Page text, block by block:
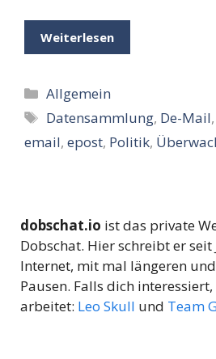
Weiterlesen
Kategorien
Allgemein
Schlagwörter
Datensammlung, De-Mail,
email, epost, Politik,
dobschat.io ist das private
Dobschat. Hier schreibt er seit
Internet, mit mal längeren
Pausen. Falls dich
arbeitet: Leo Skull und Team